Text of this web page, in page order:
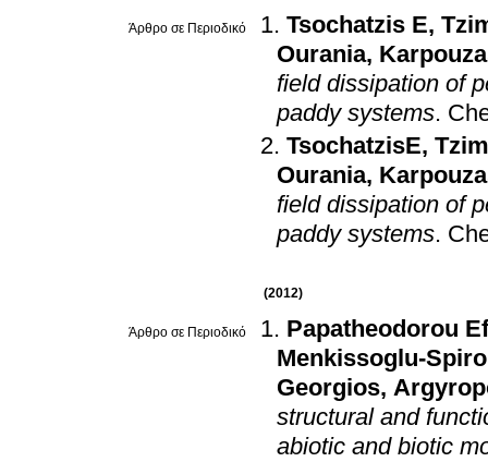
Άρθρο σε Περιοδικό Tsochatzis E,
Ourania,
field dissipation of
paddy systems.
TsochatzisE,
Ourania,
field dissipation of
paddy systems.
(2012)
Άρθρο σε Περιοδικό
Papatheodorou
Menkissoglu-
Georgios,
structural and
abiotic and biotic